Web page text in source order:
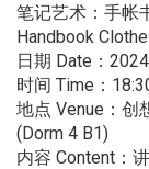
笔记艺术：手帐
Handbook
日期 Date：
时间 Time：
地点 Venue：创
(Dorm 4 B1)
内容 Content：